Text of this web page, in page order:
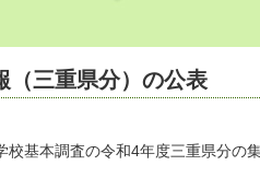
（三重県分）の公表
基本調査の令和4年度三重県分の